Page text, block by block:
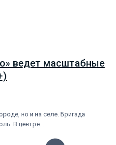
ведет масштабные
но и на селе. Бригада
В центре…